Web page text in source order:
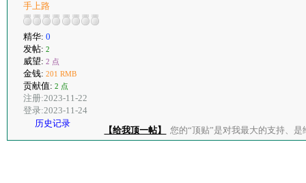
手上路
精华: 0
发帖: 2
威望: 2 点
金钱: 201 RMB
贡献值: 2 点
注册:2023-11-22
登录:2023-11-24
历史记录
【给我顶一帖】 您的“顶贴”是对我最大的支持、